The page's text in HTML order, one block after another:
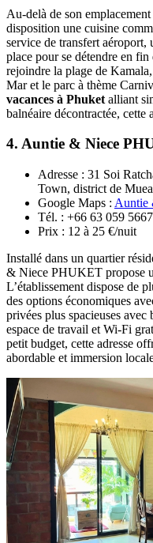
Séjournez
à
Orchid
House
&
lors
votre
voyage
Thaïlande
disposition une cuisine
service de transfert
place pour se détendre en
rejoindre la plage de
Mar et le parc à thème
vacances à Phuketalliant
balnéaire décontractée, cette
Adresse : 31 Soi
Town, district de
Google Maps :Auntie
Tél. : +66 63 059 5667
Prix : 12 à 25 €/nuit
Installé dans un quartier
& Niece PHUKET propose
L’établissement dispose de
des options économiques